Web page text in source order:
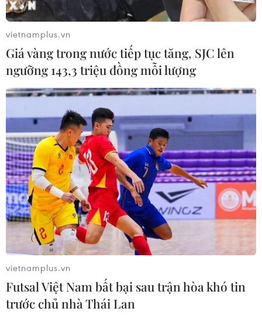
vietnamplus.vn
Giá vàng trong nước tiếp tục tăng, SJC lên
ngưỡng 143,3 triệu đồng mỗi lượng
vietnamplus.vn
Futsal Việt Nam bất bại sau trận hòa khó tin
trước chủ nhà Thái Lan